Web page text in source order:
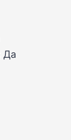
Да